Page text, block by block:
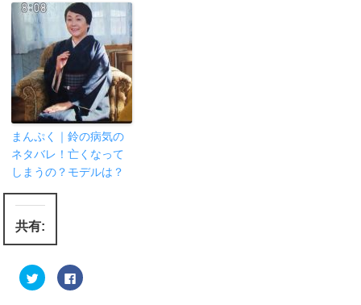
まんぷく｜鈴の病気の
ネタバレ！亡くなって
しまうの？モデルは？
共有:
ク
リ
F
a